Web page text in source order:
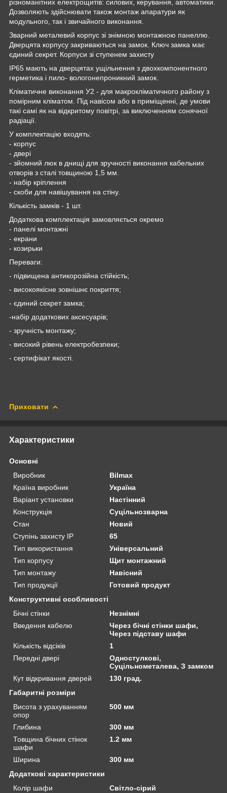
різноманітних електрощитів: силових, керування, автоматики.
Дозволяють здійснювати також монтаж апаратури як
модульного, так і звичайного виконання.
Зварний металевий корпус зі знімною монтажною панеллю.
Дверцята корпусу закриваються на замок. Ключ замка має
єдиний секрет. Корпуси зі ступенем захисту
IP65 мають на дверцятах ущільнення з двохкомпонентного
герметика і пило- вологонепроникний замок.
Кліматичне виконання У2 - для макрокліматичного району з
помірним кліматом. Під навісом або в приміщенні, де умови
такі самі як на відкритому повітрі, за виключенням сонячної
радіації.
У комплектацію входять:
- корпус
- двері
- зйомний люк в днищі для зручності виконання кабельних
отворів з сталі товщиною 1,5 мм.
- набір кріплення
- скоби для навішування на стіну.
Кількість замків - 1 шт.
Додаткова комплектація замовляється окремо
- панелі монтажні
- екрани
- козирьки
Переваги:
- підвищена антикорозійна стійкість;
- високоякісне зовнішнє покриття;
- єдиний секрет замка;
-набір додаткових аксесуарів;
- зручність монтажу;
- високий рівень електробезпеки;
- сертифікат якості.
Приховати
Характеристики
Основні
Виробник
Bilmax
Країна виробник
Україна
Варіант установки
Настінний
Конструкція
Суцільнозварна
Стан
Новий
Ступінь захисту IP
65
Тип використання
Універсальний
Тип корпусу
Щит монтажний
Тип монтажу
Навісний
Тип продукції
Готовий продукт
Конструктивні особливості
Бічні стінки
Незнімні
Введення кабелю
Через бічні стінки шафи,
Через підставу шафи
Кількість відсіків
1
Передні двері
Одностулкові,
Суцільнометалева, З замком
Кут відкривання дверей
130 град.
Габаритні розміри
Висота з урахуванням
опор
500 мм
Глибина
300 мм
Товщина бічних стінок
шафи
1.2 мм
Ширина
300 мм
Додаткові характеристики
Колір шафи
Світло-сірий